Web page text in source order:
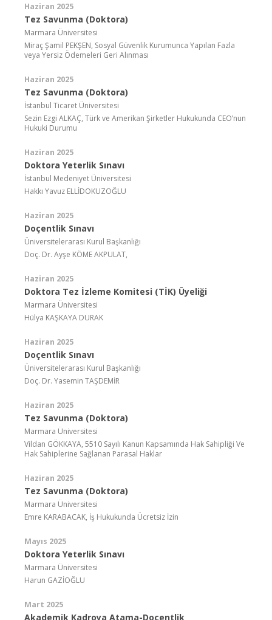
Haziran 2025
Tez Savunma (Doktora)
Marmara Üniversitesi
Miraç Şamil PEKŞEN, Sosyal Güvenlik Kurumunca Yapılan Fazla
veya Yersiz Ödemeleri Geri Alınması
Haziran 2025
Tez Savunma (Doktora)
İstanbul Ticaret Üniversitesi
Sezin Ezgi ALKAÇ, Türk ve Amerikan Şirketler Hukukunda CEO’nun
Hukuki Durumu
Haziran 2025
Doktora Yeterlik Sınavı
İstanbul Medeniyet Üniversitesi
Hakkı Yavuz ELLİDOKUZOĞLU
Haziran 2025
Doçentlik Sınavı
Üniversitelerarası Kurul Başkanlığı
Doç. Dr. Ayşe KÖME AKPULAT,
Haziran 2025
Doktora Tez İzleme Komitesi (TİK) Üyeliği
Marmara Üniversitesi
Hülya KAŞKAYA DURAK
Haziran 2025
Doçentlik Sınavı
Üniversitelerarası Kurul Başkanlığı
Doç. Dr. Yasemin TAŞDEMİR
Haziran 2025
Tez Savunma (Doktora)
Marmara Üniversitesi
Vildan GÖKKAYA, 5510 Sayılı Kanun Kapsamında Hak Sahipliği Ve
Hak Sahiplerine Sağlanan Parasal Haklar
Haziran 2025
Tez Savunma (Doktora)
Marmara Üniversitesi
Emre KARABACAK, İş Hukukunda Ücretsiz İzin
Mayıs 2025
Doktora Yeterlik Sınavı
Marmara Üniversitesi
Harun GAZİOĞLU
Mart 2025
Akademik Kadroya Atama-Doçentlik